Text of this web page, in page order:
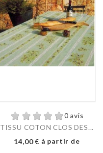
0 avis
TISSU COTON CLOS DES...
Prix
14,00 € à partir de